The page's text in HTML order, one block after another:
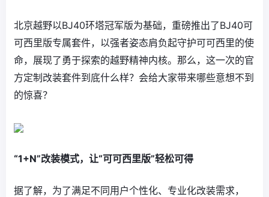
北京越野以BJ40环塔冠军版为基础，重磅推出了BJ40可
可西里版专属套件，以强者姿态肩负起守护可可西里的使
命，展现了勇于探索的越野精神内核。那么，这一次的官
方定制改装套件到底什么样？会给大家带来哪些意想不到
的惊喜？
“1+N”改装模式，让“可可西里版”轻松可得
据了解，为了满足不同用户个性化、专业化改装需求，